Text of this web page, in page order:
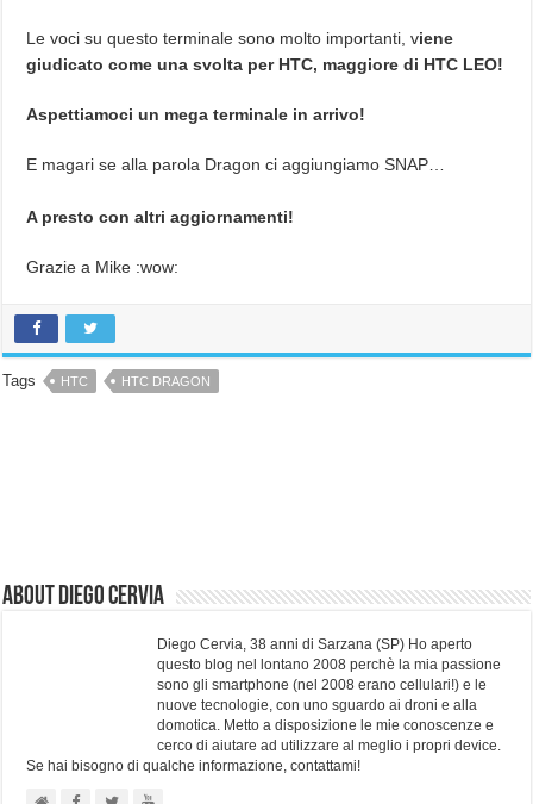
Le voci su questo terminale sono molto importanti, viene
giudicato come una svolta per HTC, maggiore di HTC LEO!
Aspettiamoci un mega terminale in arrivo!
E magari se alla parola Dragon ci aggiungiamo SNAP…
A presto con altri aggiornamenti!
Grazie a Mike :wow:
Tags HTC HTC DRAGON
About Diego Cervia
Diego Cervia, 38 anni di Sarzana (SP) Ho aperto
questo blog nel lontano 2008 perchè la mia passione
sono gli smartphone (nel 2008 erano cellulari!) e le
nuove tecnologie, con uno sguardo ai droni e alla
domotica. Metto a disposizione le mie conoscenze e
cerco di aiutare ad utilizzare al meglio i propri device.
Se hai bisogno di qualche informazione, contattami!